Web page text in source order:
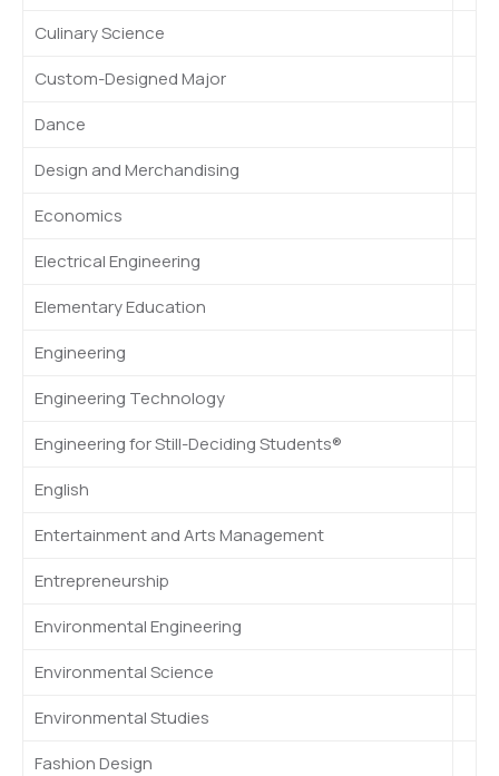
Culinary Science
Custom-Designed Major
Dance
Design and Merchandising
Economics
Electrical Engineering
Elementary Education
Engineering
Engineering Technology
Engineering for Still-Deciding Students®
English
Entertainment and Arts Management
Entrepreneurship
Environmental Engineering
Environmental Science
Environmental Studies
Fashion Design